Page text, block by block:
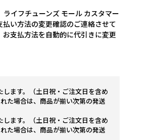
イフチューンズ モール カスタマー
い方法の変更確認のご連絡させて
支払方法を自動的に代引きに変更
ます。（土日祝・ご注文日を含め
た場合は、商品が揃い次第の発送
ます。（土日祝・ご注文日を含め
た場合は、商品が揃い次第の発送